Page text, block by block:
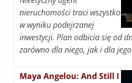
nieruchomości traci wszystko
w wyniku podejrzanej
inwestycji. Plan odbicia się od
zarówno dla niego, jak i dla
Maya Angelou: And Still I